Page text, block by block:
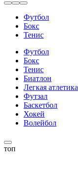
Футбол
Бокс
Тенис
Футбол
Бокс
Тенис
Биатлон
Легкая атлетика
Футзал
Баскетбол
Хокей
Волейбол
топ